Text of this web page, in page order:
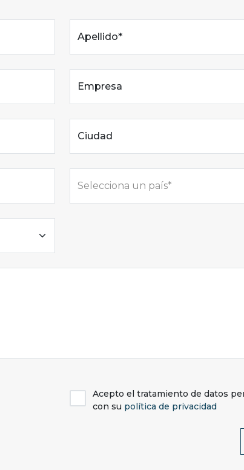
Apellido*
Empresa
Ciudad
Acepto el tratamiento de datos
con su política de privacidad